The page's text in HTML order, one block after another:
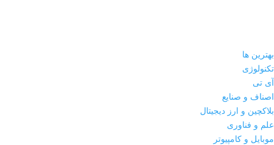
بهترین ها
تکنولوژی
آی تی
اصناف و صنایع
بلاکچین و ارز دیجیتال
علم و فناوری
موبایل و کامپیوتر